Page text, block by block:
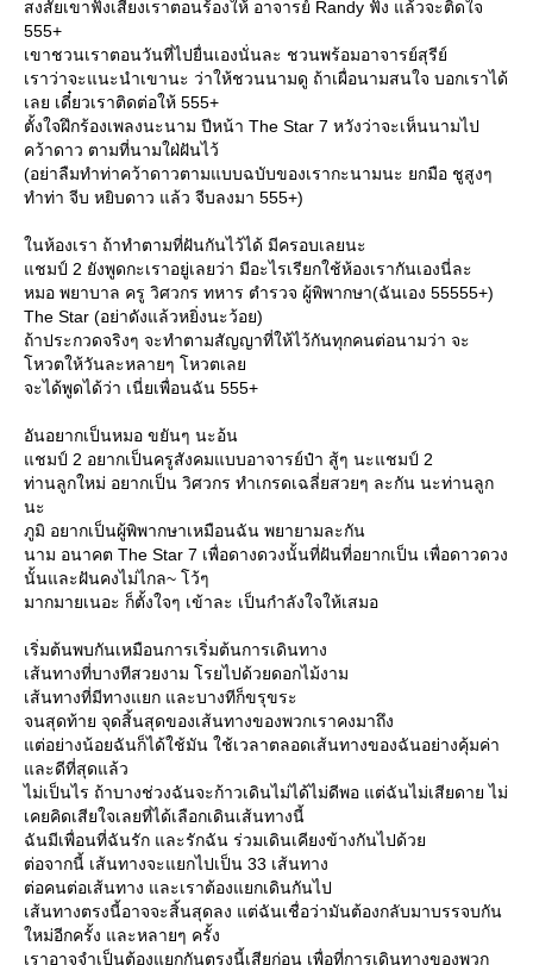
สงสัยเขาฟังเสียงเราตอนร้องให้ อาจารย์ Randy ฟัง แล้วจะติดใจ
555+
เขาชวนเราตอนวันที่ไปยื่นเองนั่นละ ชวนพร้อมอาจารย์สุรีย์
เราว่าจะแนะนำเขานะ ว่าให้ชวนนามดู ถ้าเผื่อนามสนใจ บอกเราได้
เลย เดี๋ยวเราติดต่อให้ 555+
ตั้งใจฝึกร้องเพลงนะนาม ปีหน้า The Star 7 หวังว่าจะเห็นนามไป
คว้าดาว ตามที่นามใฝ่ฝันไว้
(อย่าลืมทำท่าคว้าดาวตามแบบฉบับของเรากะนามนะ ยกมือ ชูสูงๆ
ทำท่า จีบ หยิบดาว แล้ว จีบลงมา 555+)
นห้องเรา ถ้าทำตามที่ฝันกันไว้ได้ มีครอบเลยนะ
ชมป์ 2 ยังพูดกะเราอยู่เลยว่า มีอะไรเรียกใช้ห้องเรากันเองนี่ละ
หมอ พยาบาล ครู วิศวกร ทหาร ตำรวจ ผู้พิพากษา(ฉันเอง 55555+)
The Star (อย่าดังแล้วหยิ่งนะว้อย)
ถ้าประกวดจริงๆ จะทำตามสัญญาที่ให้ไว้กันทุกคนต่อนามว่า จะ
หวตให้วันละหลายๆ โหวตเล
จะได้พูดได้ว่า เนี่ยเพื่อนฉัน 555+
อันอยากเป็นหมอ ขยันๆ นะอ้น
ชมป์ 2 อยากเป็นครูสังคมแบบอาจารย์ป๋า สู้ๆ นะแชมป์ 2
ท่านลูกใหม่ อยากเป็น วิศวกร ทำเกรดเฉลี่ยสวยๆ ละกัน นะท่านลูก
นะ
ภูมิ อยากเป็นผู้พิพากษาเหมือนฉัน พยายามละกัน
นาม อนาคต The Star 7 เพื่อดางดวงนั้นที่ฝันที่อยากเป็น เพื่อดาวดวง
นั้นและฝันคงไม่ไกล~ โว้ๆ
มากมายเนอะ ก็ตั้งใจๆ เข้าละ เป็นกำลังใจให้เสมอ
เริ่มต้นพบกันเหมือนการเริ่มต้นการเดินทาง
เส้นทางที่บางทีสวยงาม โรยไปด้วยดอกไม้งาม
เส้นทางที่มีทางแยก และบางทีก็ขรุขระ
จนสุดท้าย จุดสิ้นสุดของเส้นทางของพวกเราคงมาถึง
ต่อย่างน้อยฉันก็ได้ใช้มัน ใช้เวลาตลอดเส้นทางของฉันอย่างคุ้มค่า
ละดีที่สุดแล้ว
ไม่เป็นไร ถ้าบางช่วงฉันจะก้าวเดินไม่ได้ไม่ดีพอ แต่ฉันไม่เสียดาย ไม่
เคยคิดเสียใจเลยที่ได้เลือกเดินเส้นทางนี้
ฉันมีเพื่อนที่ฉันรัก และรักฉัน ร่วมเดินเคียงข้างกันไปด้ว
ต่อจากนี้ เส้นทางจะแยกไปเป็น 33 เส้นทาง
ต่อคนต่อเส้นทาง และเราต้องแยกเดินกันไป
เส้นทางตรงนี้อาจจะสิ้นสุดลง แต่ฉันเชื่อว่ามันต้องกลับมาบรรจบกัน
หม่อีกครั้ง และหลายๆ ครั้ง
เราอาจจำเป็นต้องแยกกันตรงนี้เสียก่อน เพื่อที่การเดินทางของพวก